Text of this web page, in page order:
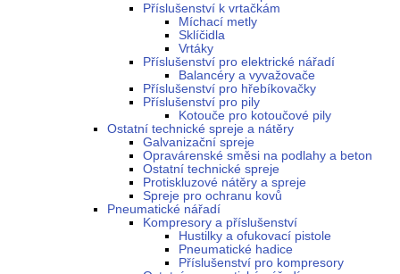
Příslušenství k vrtačkám
Míchací metly
Sklíčidla
Vrtáky
Příslušenství pro elektrické nářadí
Balancéry a vyvažovače
Příslušenství pro hřebíkovačky
Příslušenství pro pily
Kotouče pro kotoučové pily
Ostatní technické spreje a nátěry
Galvanizační spreje
Opravárenské směsi na podlahy a beton
Ostatní technické spreje
Protiskluzové nátěry a spreje
Spreje pro ochranu kovů
Pneumatické nářadí
Kompresory a příslušenství
Hustilky a ofukovací pistole
Pneumatické hadice
Příslušenství pro kompresory